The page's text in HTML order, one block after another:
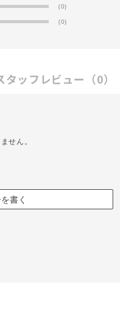
(0)
(0)
タッフレビュー （0）
せん。
書く